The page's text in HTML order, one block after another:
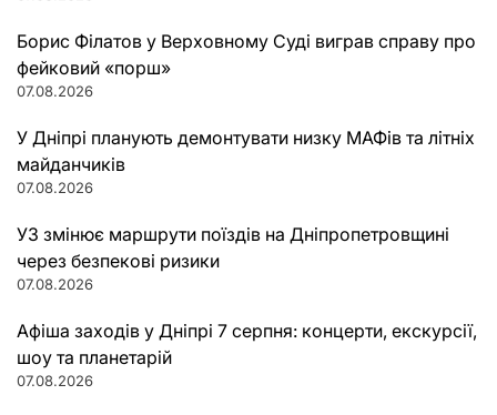
Борис Філатов у Верховному Суді виграв справу про
фейковий «порш»
07.08.2026
У Дніпрі планують демонтувати низку МАФів та літніх
майданчиків
07.08.2026
УЗ змінює маршрути поїздів на Дніпропетровщині
через безпекові ризики
07.08.2026
Афіша заходів у Дніпрі 7 серпня: концерти, екскурсії,
шоу та планетарій
07.08.2026